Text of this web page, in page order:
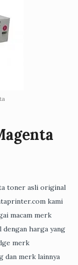
toner asli original
kami
macam merk
harga yang
merk
dan merk lainnya